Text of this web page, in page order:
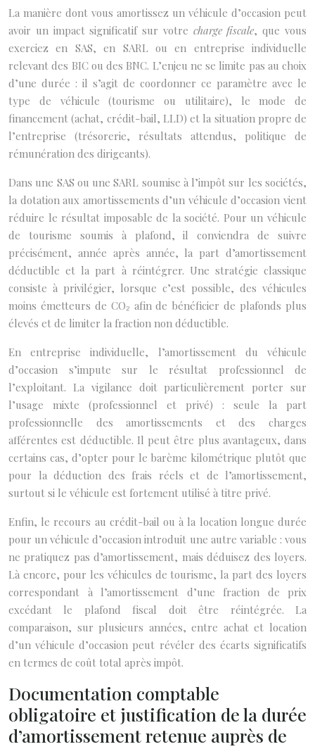
La manière dont vous amortissez un véhicule d’occasion peut
avoir un impact significatif sur votre charge fiscale, que vous
exerciez en SAS, en SARL ou en entreprise individuelle
relevant des BIC ou des BNC. L’enjeu ne se limite pas au choix
d’une durée : il s’agit de coordonner ce paramètre avec le
type de véhicule (tourisme ou utilitaire), le mode de
financement (achat, crédit-bail, LLD) et la situation propre de
l’entreprise (trésorerie, résultats attendus, politique de
rémunération des dirigeants).
Dans une SAS ou une SARL soumise à l’impôt sur les sociétés,
la dotation aux amortissements d’un véhicule d’occasion vient
réduire le résultat imposable de la société. Pour un véhicule
de tourisme soumis à plafond, il conviendra de suivre
précisément, année après année, la part d’amortissement
déductible et la part à réintégrer. Une stratégie classique
consiste à privilégier, lorsque c’est possible, des véhicules
moins émetteurs de CO₂ afin de bénéficier de plafonds plus
élevés et de limiter la fraction non déductible.
En entreprise individuelle, l’amortissement du véhicule
d’occasion s’impute sur le résultat professionnel de
l’exploitant. La vigilance doit particulièrement porter sur
l’usage mixte (professionnel et privé) : seule la part
professionnelle des amortissements et des charges
afférentes est déductible. Il peut être plus avantageux, dans
certains cas, d’opter pour le barème kilométrique plutôt que
pour la déduction des frais réels et de l’amortissement,
surtout si le véhicule est fortement utilisé à titre privé.
Enfin, le recours au crédit-bail ou à la location longue durée
pour un véhicule d’occasion introduit une autre variable : vous
ne pratiquez pas d’amortissement, mais déduisez des loyers.
Là encore, pour les véhicules de tourisme, la part des loyers
correspondant à l’amortissement d’une fraction de prix
excédant le plafond fiscal doit être réintégrée. La
comparaison, sur plusieurs années, entre achat et location
d’un véhicule d’occasion peut révéler des écarts significatifs
en termes de coût total après impôt.
Documentation comptable
obligatoire et justification de la durée
d’amortissement retenue auprès de